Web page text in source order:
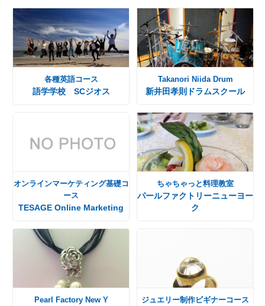
各種英語コース
語学学校 SCジオス
Takanori Niida Drum
新井田孝則ドラムスクール
オンラインマーケティング基礎コ
ース
TESAGE Online Marketing
ちゃちゃっと料理教室
パールファクトリーニューヨー
ク
Pearl Factory New Y ジュエリー制作ビギナーコース